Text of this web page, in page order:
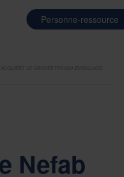
Personne-ressource
ACQUIERT LE GROUPE FARUSA EMBALLAGE
Nefab